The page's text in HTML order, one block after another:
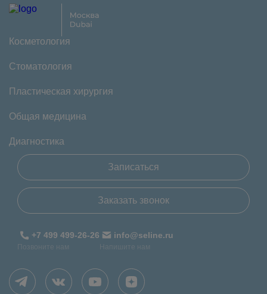
Косметология
Стоматология
Пластическая хирургия
Общая медицина
Диагностика
Записаться
Заказать звонок
+7 499 499-26-26
Позвоните нам
info@seline.ru
Напишите нам